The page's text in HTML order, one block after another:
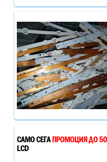
САМО СЕГАПРОМОЦИЯ ДО
LCD